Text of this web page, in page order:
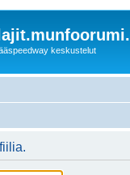
keskustelut